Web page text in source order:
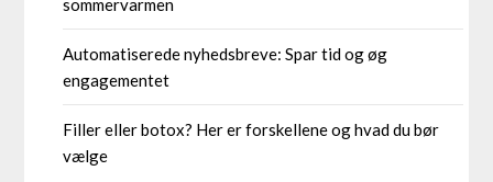
sommervarmen
Automatiserede nyhedsbreve: Spar tid og øg
engagementet
Filler eller botox? Her er forskellene og hvad du bør
vælge